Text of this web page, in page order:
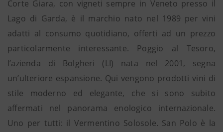
Corte Giara, con vigneti sempre in Veneto presso il
Lago di Garda, è il marchio nato nel 1989 per vini
adatti al consumo quotidiano, offerti ad un prezzo
particolarmente interessante. Poggio al Tesoro,
l’azienda di Bolgheri (LI) nata nel 2001, segna
un’ulteriore espansione. Qui vengono prodotti vini di
stile moderno ed elegante, che si sono subito
affermati nel panorama enologico internazionale.
Uno per tutti: il Vermentino Solosole. San Polo è la